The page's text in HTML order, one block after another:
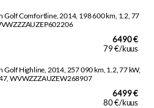
6490 €
79 €/kuus
6499 €
80 €/kuus